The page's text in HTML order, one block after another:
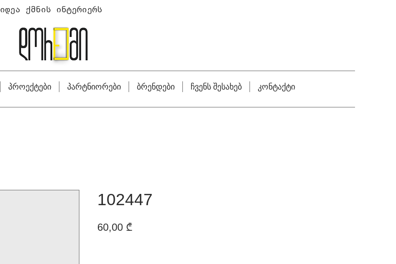
იდეა ქმნის ინტერიერს
პროექტები პარტნიორები ბრენდები ჩვენს შესახებ კონტაქტი
102447
60,00 ₾Price